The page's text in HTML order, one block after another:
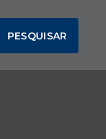
PESQUISAR